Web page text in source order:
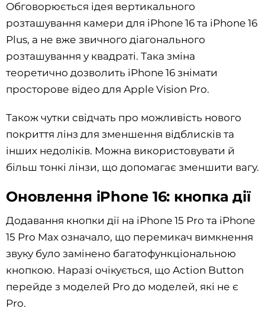
Обговорюється ідея вертикального
розташування камери для iPhone 16 та iPhone 16
Plus, а не вже звичного діагонального
розташування у квадраті. Така зміна
теоретично дозволить iPhone 16 знімати
просторове відео для Apple Vision Pro.
Також чутки свідчать про можливість нового
покриття лінз для зменшення відблисків та
інших недоліків. Можна використовувати й
більш тонкі лінзи, що допомагає зменшити вагу.
Оновлення iPhone 16: кнопка дії
Додавання кнопки дії на iPhone 15 Pro та iPhone
15 Pro Max означало, що перемикач вимкнення
звуку було замінено багатофункціональною
кнопкою. Наразі очікується, що Action Button
перейде з моделей Pro до моделей, які не є
Pro.